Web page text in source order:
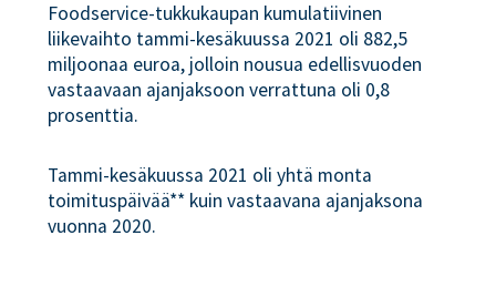
Foodservice-tukkukaupan kumulatiivinen
liikevaihto tammi-kesäkuussa 2021 oli 882,5
miljoonaa euroa, jolloin nousua edellisvuoden
vastaavaan ajanjaksoon verrattuna oli 0,8
prosenttia.
Tammi-kesäkuussa 2021 oli yhtä monta
toimituspäivää** kuin vastaavana ajanjaksona
vuonna 2020.